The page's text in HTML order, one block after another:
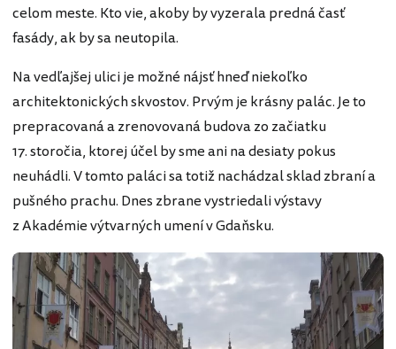
celom meste. Kto vie, akoby by vyzerala predná časť
fasády, ak by sa neutopila.
Na vedľajšej ulici je možné nájsť hneď niekoľko
architektonických skvostov. Prvým je krásny palác. Je to
prepracovaná a zrenovovaná budova zo začiatku
17. storočia, ktorej účel by sme ani na desiaty pokus
neuhádli. V tomto paláci sa totiž nachádzal sklad zbraní a
pušného prachu. Dnes zbrane vystriedali výstavy
z Akadémie výtvarných umení v Gdaňsku.